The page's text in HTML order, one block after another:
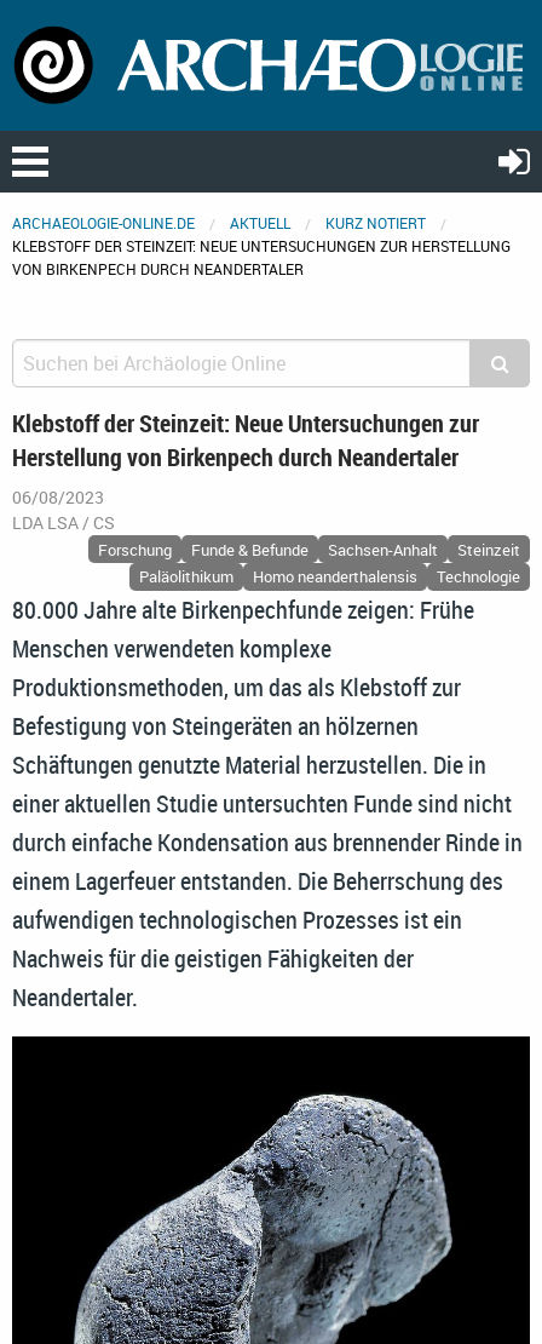
ARCHAEOLOGIE-ONLINE.DE AKTUELL
KURZ NOTIERT
KLEBSTOFF DER STEINZEIT: NEUE UNTERSUCHUNGEN ZUR HERSTELLUNG
VON BIRKENPECH DURCH NEANDERTALER
Klebstoff der Steinzeit: Neue Untersuchungen zur
Herstellung von Birkenpech durch Neandertaler
06/08/2023
LDA LSA / CS
Forschung Funde & Befunde Sachsen-Anhalt
Steinzeit
Paläolithikum
Homo neanderthalensis Technologie
80.000 Jahre alte Birkenpechfunde zeigen: Frühe
Menschen verwendeten komplexe
Produktionsmethoden, um das als Klebstoff zur
Befestigung von Steingeräten an hölzernen
Schäftungen genutzte Material herzustellen. Die in
einer aktuellen Studie untersuchten Funde sind nicht
durch einfache Kondensation aus brennender Rinde in
einem Lagerfeuer entstanden. Die Beherrschung des
aufwendigen technologischen Prozesses ist ein
Nachweis für die geistigen Fähigkeiten der
Neandertaler.